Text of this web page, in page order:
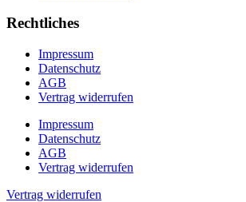
Rechtliches
Impressum
Datenschutz
AGB
Vertrag widerrufen
Impressum
Datenschutz
AGB
Vertrag widerrufen
Vertrag widerrufen